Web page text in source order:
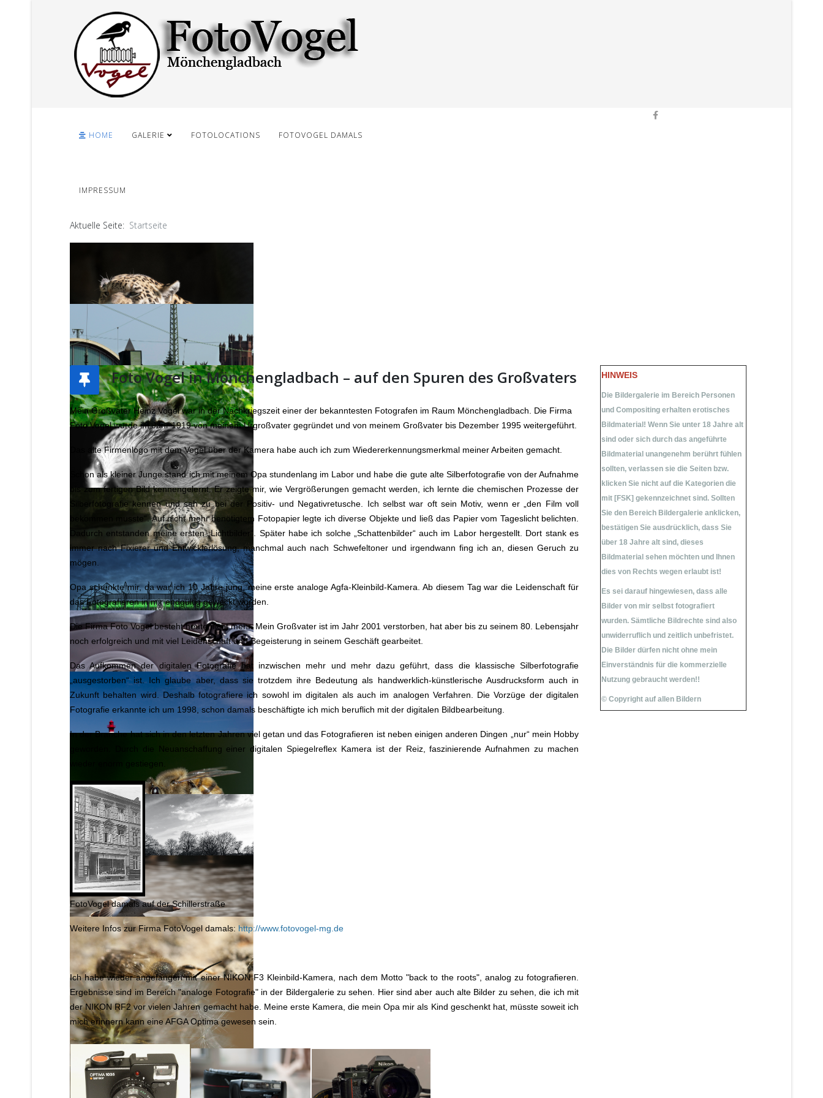
HOME GALERIE FOTOLOCATIONS FOTOVOGEL DAMALS
IMPRESSUM
Aktuelle Seite: Startseite
Foto Vogel in Mönchengladbach – auf den Spuren des Großvaters
Mein Großvater Heinz Vogel war in der Nachkriegszeit einer der bekanntesten Fotografen im Raum Mönchengladbach. Die Firma
Foto Vogel wurde im Jahr 1919 von meinem Urgroßvater gegründet und von meinem Großvater bis Dezember 1995 weitergeführt.
Das alte Firmenlogo mit dem Vogel über der Kamera habe auch ich zum Wiedererkennungsmerkmal meiner Arbeiten gemacht.
Schon als kleiner Junge stand ich mit meinem Opa stundenlang im Labor und habe die gute alte Silberfotografie von der Aufnahme
bis zum fertigen Bild kennengelernt. Er zeigte mir, wie Vergrößerungen gemacht werden, ich lernte die chemischen Prozesse der
Silberfotografie kennen und sah zu bei der Positiv- und Negativretusche. Ich selbst war oft sein Motiv, wenn er „den Film voll
bekommen musste“. Auf nicht mehr benötigtem Fotopapier legte ich diverse Objekte und ließ das Papier vom Tageslicht belichten.
Dadurch entstanden meine ersten „Lichtbilder“. Später habe ich solche „Schattenbilder“ auch im Labor hergestellt. Dort stank es
immer nach Fixierer und Entwicklerlösung, manchmal auch nach Schwefeltoner und irgendwann fing ich an, diesen Geruch zu
mögen.
Opa schenkte mir, da war ich 10 Jahre jung, meine erste analoge Agfa-Kleinbild-Kamera. Ab diesem Tag war die Leidenschaft für
das Fotografieren in mir endgültig geweckt worden.
Die Firma Foto Vogel besteht heute nicht mehr. Mein Großvater ist im Jahr 2001 verstorben, hat aber bis zu seinem 80. Lebensjahr
noch erfolgreich und mit viel Leidenschaft und Begeisterung in seinem Geschäft gearbeitet.
Das Aufkommen der digitalen Fotografie hat inzwischen mehr und mehr dazu geführt, dass die klassische Silberfotografie
„ausgestorben“ ist. Ich glaube aber, dass sie trotzdem ihre Bedeutung als handwerklich-künstlerische Ausdrucksform auch in
Zukunft behalten wird. Deshalb fotografiere ich sowohl im digitalen als auch im analogen Verfahren. Die Vorzüge der digitalen
Fotografie erkannte ich um 1998, schon damals beschäftigte ich mich beruflich mit der digitalen Bildbearbeitung.
In der Branche hat sich in den letzten Jahren viel getan und das Fotografieren ist neben einigen anderen Dingen „nur“ mein Hobby
geworden. Durch die Neuanschaffung einer digitalen Spiegelreflex Kamera ist der Reiz, faszinierende Aufnahmen zu machen
wieder enorm gestiegen.
FotoVogel damals auf der Schillerstraße
Weitere Infos zur Firma FotoVogel damals: http://www.fotovogel-mg.de
Ich habe wieder angefangen mit einer NIKON F3 Kleinbild-Kamera, nach dem Motto "back to the roots", analog zu fotografieren.
Ergebnisse sind im Bereich "analoge Fotografie" in der Bildergalerie zu sehen. Hier sind aber auch alte Bilder zu sehen, die ich mit
der NIKON RF2 vor vielen Jahren gemacht habe. Meine erste Kamera, die mein Opa mir als Kind geschenkt hat, müsste soweit ich
mich erinnern kann eine AFGA Optima gewesen sein.
HINWEIS
Die Bildergalerie im Bereich Personen
und Compositing erhalten erotisches
Bildmaterial! Wenn Sie unter 18 Jahre alt
sind oder sich durch das angeführte
Bildmaterial unangenehm berührt fühlen
sollten, verlassen sie die Seiten bzw.
klicken Sie nicht auf die Kategorien die
mit [FSK] gekennzeichnet sind. Sollten
Sie den Bereich Bildergalerie anklicken,
bestätigen Sie ausdrücklich, dass Sie
über 18 Jahre alt sind, dieses
Bildmaterial sehen möchten und Ihnen
dies von Rechts wegen erlaubt ist!
Es sei darauf hingewiesen, dass alle
Bilder von mir selbst fotografiert
wurden. Sämtliche Bildrechte sind also
unwiderruflich und zeitlich unbefristet.
Die Bilder dürfen nicht ohne mein
Einverständnis für die kommerzielle
Nutzung gebraucht werden!!
© Copyright auf allen Bildern